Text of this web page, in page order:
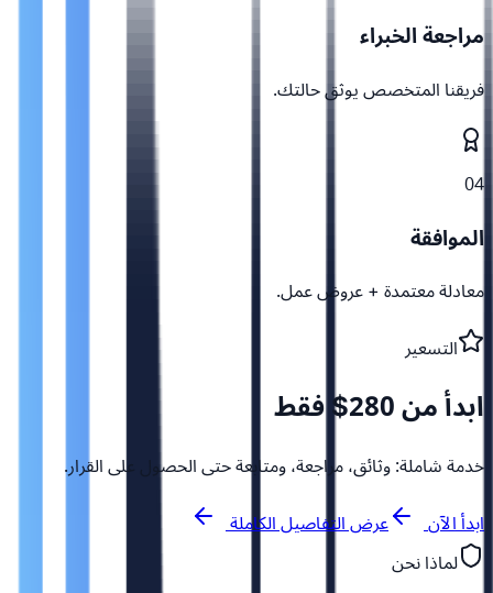
مراجعة الخبراء
فريقنا المتخصص يوثق حالتك.
04
الموافقة
معادلة معتمدة + عروض عمل.
التسعير
ابدأ من 280$ فقط
خدمة شاملة: وثائق، مراجعة، ومتابعة حتى الحصول على القرار.
ابدأ الآن
عرض التفاصيل الكاملة
لماذا نحن